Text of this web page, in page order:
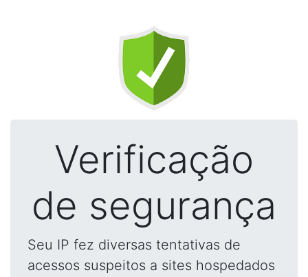
Verificação
de segurança
Seu IP fez diversas tentativas de
acessos suspeitos a sites hospedados